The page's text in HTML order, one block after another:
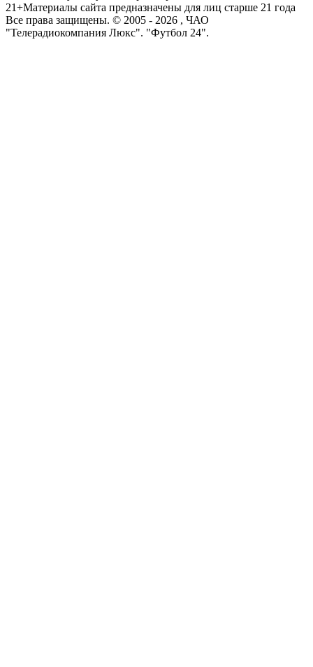
21+Материалы сайта предназначены для лиц старше 21 года
Все права защищены. © 2005 - 2026 , ЧАО
"Телерадиокомпания Люкс". "Футбол 24".